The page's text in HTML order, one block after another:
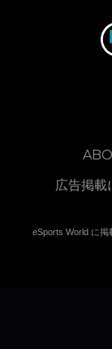
広告掲載
eSports World に掲